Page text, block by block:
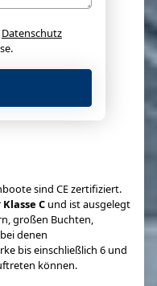
Datenschutz
sind CE zertifiziert.
Klasse C und ist ausgelegt
großen Buchten,
denen
bis einschließlich 6 und
können.